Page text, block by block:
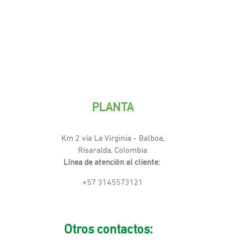
PLANTA
Km 2 vía La Virginia - Balboa,
Risaralda, Colombia
Línea de atención al cliente:
+57 3145573121
Otros contactos: